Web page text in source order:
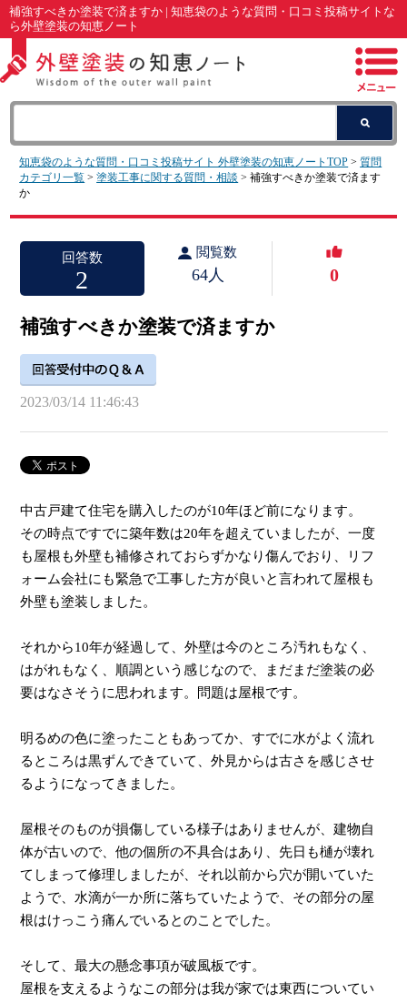
補強すべきか塗装で済ますか | 知恵袋のような質問・口コミ投稿サイトな
ら外壁塗装の知恵ノート
知恵袋のような質問・口コミ投稿サイト 外壁塗装の知恵ノートTOP >質問
カテゴリ一覧 >塗装工事に関する質問・相談 > 補強すべきか塗装で済ます
か
回答数
2
閲覧数
64人 0
補強すべきか塗装で済ますか
2023/03/14 11:46:43
中古戸建て住宅を購入したのが10年ほど前になります。
その時点ですでに築年数は20年を超えていましたが、一度
も屋根も外壁も補修されておらずかなり傷んでおり、リフ
ォーム会社にも緊急で工事した方が良いと言われて屋根も
外壁も塗装しました。
それから10年が経過して、外壁は今のところ汚れもなく、
はがれもなく、順調という感じなので、まだまだ塗装の必
要はなさそうに思われます。問題は屋根です。
明るめの色に塗ったこともあってか、すでに水がよく流れ
るところは黒ずんできていて、外見からは古さを感じさせ
るようになってきました。
屋根そのものが損傷している様子はありませんが、建物自
体が古いので、他の個所の不具合はあり、先日も樋が壊れ
てしまって修理しましたが、それ以前から穴が開いていた
ようで、水滴が一か所に落ちていたようで、その部分の屋
根はけっこう痛んでいるとのことでした。
そして、最大の懸念事項が破風板です。
屋根を支えるようなこの部分は我が家では東西についてい